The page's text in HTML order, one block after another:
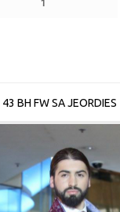
43 BH FW SA JEORDIES